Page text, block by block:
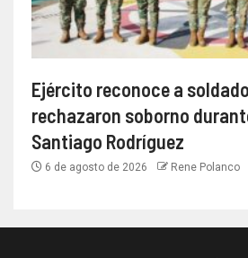
Ejército reconoce a
rechazaron soborno
Santiago Rodríguez
6 de agosto de 2026 Rene Polanco